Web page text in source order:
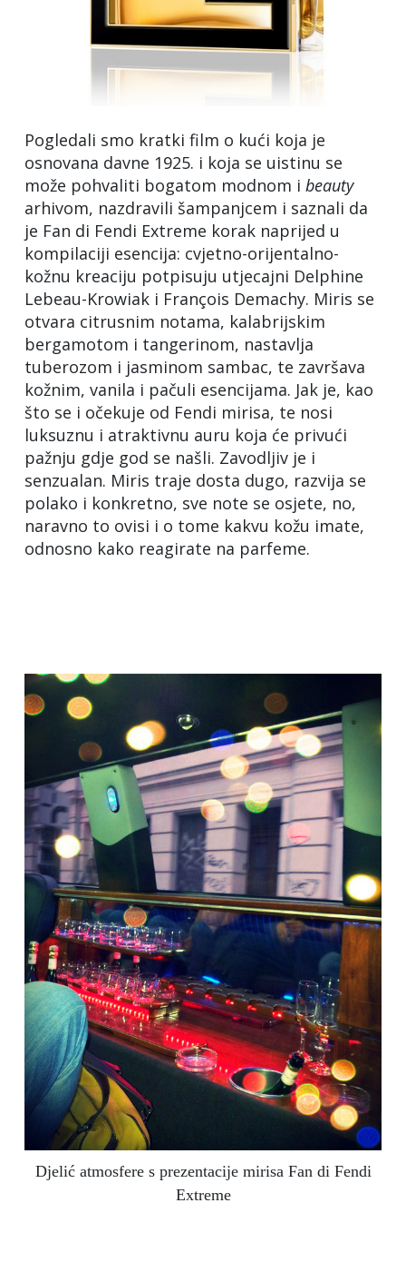
Pogledali smo kratki film o kući koja je
osnovana davne 1925. i koja se uistinu se
može pohvaliti bogatom modnom i beauty
arhivom, nazdravili šampanjcem i saznali da
je Fan di Fendi Extreme korak naprijed u
kompilaciji esencija: cvjetno-orijentalno-
kožnu kreaciju potpisuju utjecajni Delphine
Lebeau-Krowiak i François Demachy. Miris se
otvara citrusnim notama, kalabrijskim
bergamotom i tangerinom, nastavlja
tuberozom i jasminom sambac, te završava
kožnim, vanila i pačuli esencijama. Jak je, kao
što se i očekuje od Fendi mirisa, te nosi
luksuznu i atraktivnu auru koja će privući
pažnju gdje god se našli. Zavodljiv je i
senzualan. Miris traje dosta dugo, razvija se
polako i konkretno, sve note se osjete, no,
naravno to ovisi i o tome kakvu kožu imate,
odnosno kako reagirate na parfeme.
Djelić atmosfere s prezentacije mirisa Fan di Fendi
Extreme